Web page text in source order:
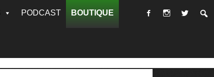
PODCAST BOUTIQUE